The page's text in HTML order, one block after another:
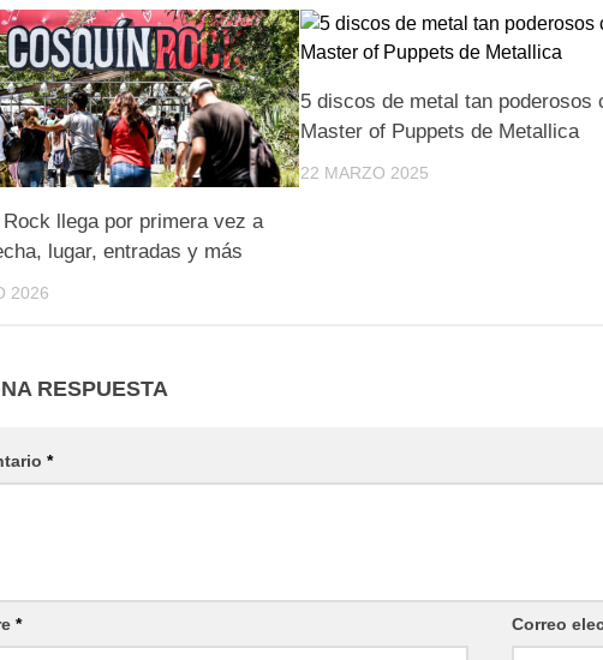
llega por primera vez a
lugar, entradas y más
2026
5 discos de metal tan poderosos
Master of Puppets de Metallica
22 MARZO 2025
RESPUESTA
*
* Correo